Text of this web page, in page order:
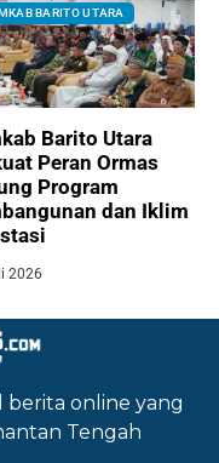
BARITO UTARA
Barito Utara
Peran Ormas
Program
dan Iklim
2026
berita online yang
Tengah